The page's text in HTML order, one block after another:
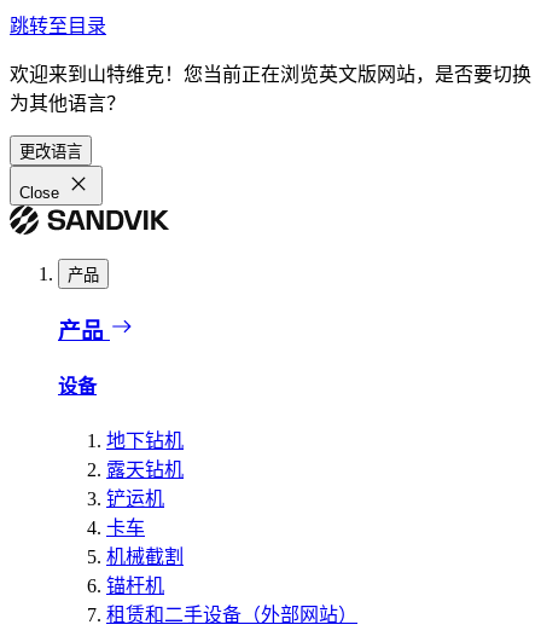
跳转至目录
欢迎来到山特维克！您当前正在浏览英文版网站，是否要切换
为其他语言？
更改语言
Close
产品
产品
设备
地下钻机
露天钻机
铲运机
卡车
机械截割
锚杆机
租赁和二手设备（外部网站）